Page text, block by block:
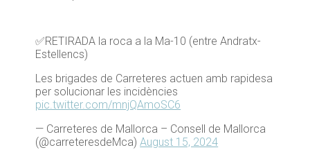
✅RETIRADA la roca a la Ma-10 (entre Andratx-
Estellencs)
Les brigades de Carreteres actuen amb rapidesa
per solucionar les incidències
pic.twitter.com/mnjQAmoSC6
— Carreteres de Mallorca – Consell de Mallorca
(@carreteresdeMca)August 15, 2024